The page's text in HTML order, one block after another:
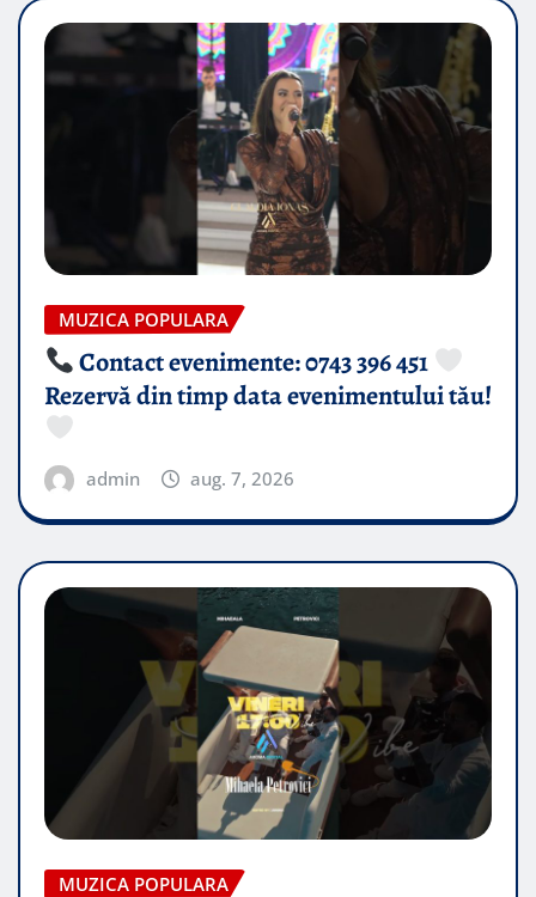
MUZICA POPULARA
Contact evenimente: 0743 396 451
Rezervă din timp data evenimentului tău!
admin aug. 7, 2026
MUZICA POPULARA